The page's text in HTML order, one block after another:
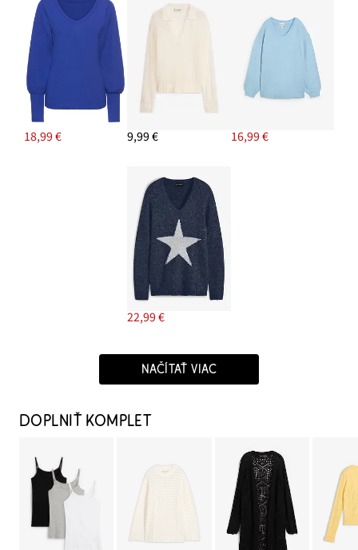
18,99 € 9,99 € 16,99 €
22,99 €
NAČÍTAŤ VIAC
DOPLNIŤ KOMPLET